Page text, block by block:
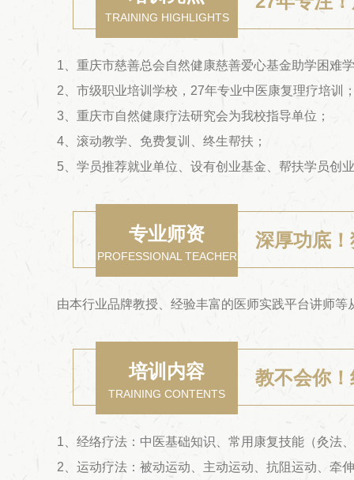
TRAINING HIGHLIGHTS
1、重庆市慈善总会自然健康慈善爱心基金助学困难
2、市级职业培训学校，27年专业中医康复理疗培训
3、重庆市自然健康疗法研究会为我校指导单位；
4、滚动教学、免费复训、终生帮扶；
5、学员推荐就业单位、设有创业基金、帮扶学员创
专业师资
PROFESSIONAL TEACHER
深厚功底
由本行业品牌教授、经验丰富的医师实践平台讲师
培训内容
TRAINING CONTENTS
教不会你
1、经络疗法：中医基础知识、常用康复技能（灸法
2、运动疗法：被动运动、主动运动、抗阻运动、牵